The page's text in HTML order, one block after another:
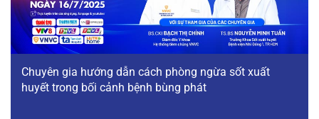
Chuyên gia hướng dẫn cách phòng ngừa sốt xuất
huyết trong bối cảnh bệnh bùng phát